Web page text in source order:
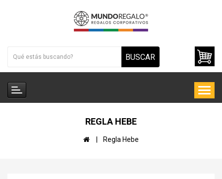
BUSCAR
REGLA HEBE
Regla Hebe